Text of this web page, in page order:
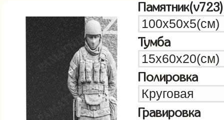
Памятник(v723)
Тумба
Полировка
Гравировка